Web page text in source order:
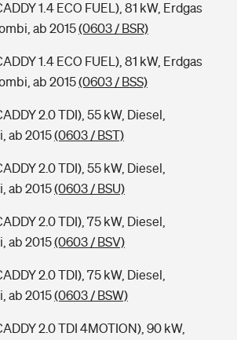
1.4 ECO FUEL), 81 kW, Erdgas
ab 2015(0603 / BSR)
1.4 ECO FUEL), 81 kW, Erdgas
ab 2015(0603 / BSS)
2.0 TDI), 55 kW, Diesel,
ab 2015(0603 / BST)
2.0 TDI), 55 kW, Diesel,
ab 2015(0603 / BSU)
2.0 TDI), 75 kW, Diesel,
ab 2015(0603 / BSV)
2.0 TDI), 75 kW, Diesel,
ab 2015(0603 / BSW)
2.0 TDI 4MOTION), 90 kW,